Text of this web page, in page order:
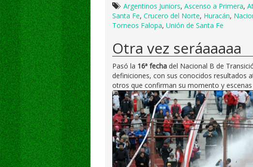
Argentinos Juniors, Ascenso a Primera,
Santa Fe, Crucero del Norte, Huracán,
Torneos Falopa, Unión de Santa Fe
Otra vez seráaaaaa
Pasó la 16ª fecha del Nacional B de
definiciones, con sus conocidos resultados
otros que confirman su momento y